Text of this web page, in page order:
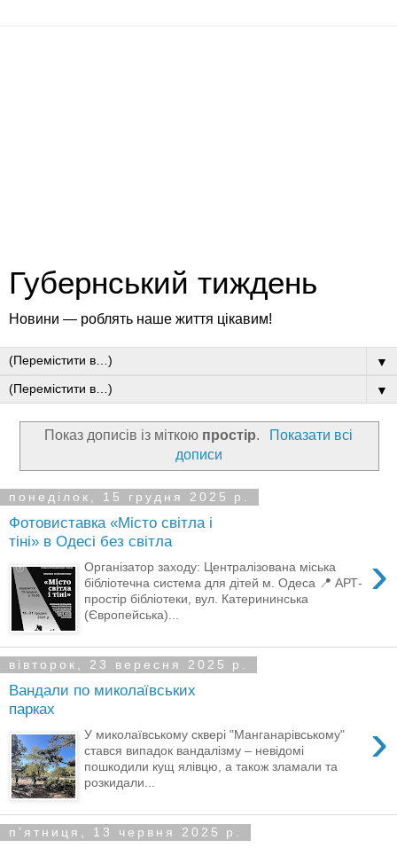
Губернський тиждень
Новини — роблять наше життя цікавим!
▼
▼
Показ дописів із міткою простір.
Показати всі
дописи
понеділок, 15 грудня 2025 р.
Фотовиставка «Місто світла і
тіні» в Одесі без світла
›
Організатор заходу: Централізована міська
бібліотечна система для дітей м. Одеса 📍 АРТ-
простір бібліотеки, вул. Катерининська
(Європейська)...
вівторок, 23 вересня 2025 р.
Вандали по миколаївських
парках
›
У миколаївському сквері "Манганарівському"
стався випадок вандалізму – невідомі
пошкодили кущ ялівцю, а також зламали та
розкидали...
пʼятниця, 13 червня 2025 р.